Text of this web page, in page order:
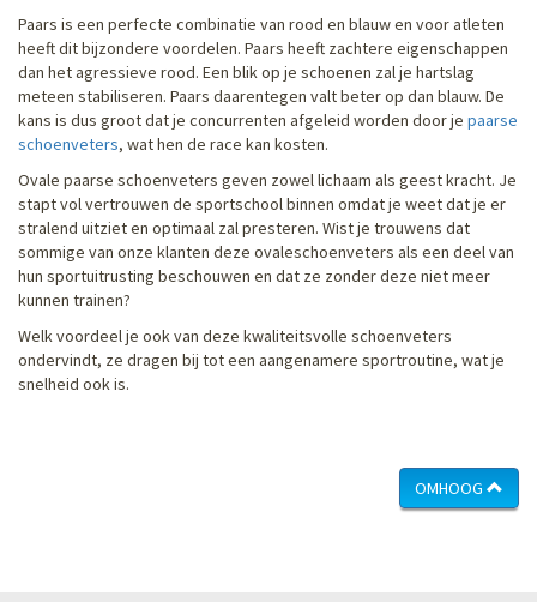
Paars is een perfecte combinatie van rood en blauw en voor atleten
heeft dit bijzondere voordelen. Paars heeft zachtere eigenschappen
dan het agressieve rood. Een blik op je schoenen zal je hartslag
meteen stabiliseren. Paars daarentegen valt beter op dan blauw. De
kans is dus groot dat je concurrenten afgeleid worden door je paarse
schoenveters, wat hen de race kan kosten.
Ovale paarse schoenveters geven zowel lichaam als geest kracht. Je
stapt vol vertrouwen de sportschool binnen omdat je weet dat je er
stralend uitziet en optimaal zal presteren. Wist je trouwens dat
sommige van onze klanten deze ovaleschoenveters als een deel van
hun sportuitrusting beschouwen en dat ze zonder deze niet meer
kunnen trainen?
Welk voordeel je ook van deze kwaliteitsvolle schoenveters
ondervindt, ze dragen bij tot een aangenamere sportroutine, wat je
snelheid ook is.
OMHOOG